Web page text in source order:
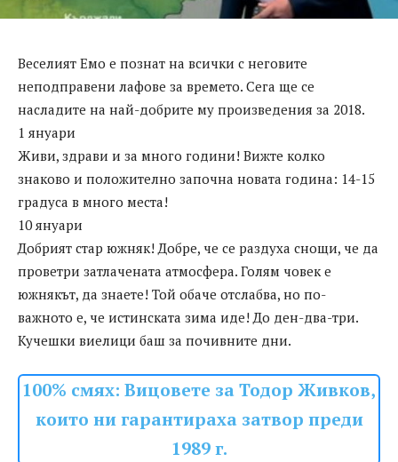
Веселият Емо е познат на всички с неговите
неподправени лафове за времето. Сега ще се
насладите на най-добрите му произведения за 2018.
1 януари
Живи, здрави и за много години! Вижте колко
знаково и положително започна новата година: 14-15
градуса в много места!
10 януари
Добрият стар южняк! Добре, че се раздуха снощи, че да
проветри затлачената атмосфера. Голям човек е
южнякът, да знаете! Той обаче отслабва, но по-
важното е, че истинската зима иде! До ден-два-три.
Кучешки виелици баш за почивните дни.
100% смях: Вицовете за Тодор Живков,
които ни гарантираха затвор преди
1989 г.